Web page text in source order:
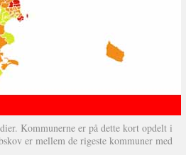
Kommunerne er på dette kort opdelt i
er mellem de rigeste kommuner med